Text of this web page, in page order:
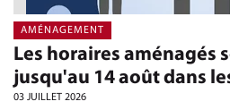
Les horaires aménagés
jusqu'au 14 août dans
03 JUILLET 2026
AMÉNAGEMENT